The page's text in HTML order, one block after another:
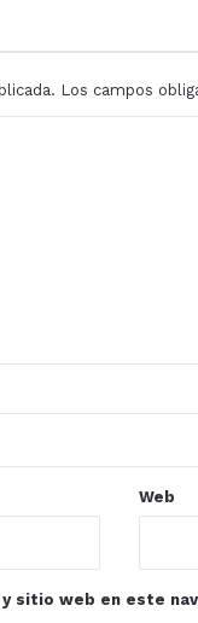
Los campos
Web
sitio web en este